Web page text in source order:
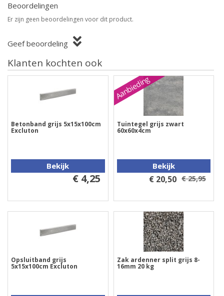
Beoordelingen
Er zijn geen beoordelingen voor dit product.
Geef beoordeling
Klanten kochten ook
Betonband grijs 5x15x100cm
Excluton
Bekijk
€ 4,25
Aanbieding
Tuintegel grijs zwart
60x60x4cm
Bekijk
€ 20,50 € 25,95
Opsluitband grijs
5x15x100cm Excluton
Zak ardenner split grijs 8-
16mm 20 kg